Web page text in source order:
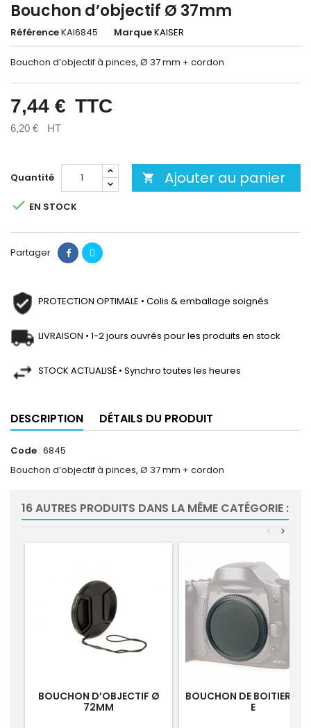
Bouchon d’objectif Ø 37mm
RéférenceKAI6845 MarqueKAISER
Bouchon d’objectif à pinces, Ø 37 mm + cordon
7,44 € TTC
6,20 € HT
Quantité  Ajouter au panier
 EN STOCK
Partager
PROTECTION OPTIMALE • Colis & emballage soignés
LIVRAISON • 1-2 jours ouvrés pour les produits en stock
STOCK ACTUALISÉ • Synchro toutes les heures
DESCRIPTION DÉTAILS DU PRODUIT
Code : 6845
Bouchon d’objectif à pinces, Ø 37 mm + cordon
16 AUTRES PRODUITS DANS LA MÊME CATÉGORIE :
>
<
BOUCHON D’OBJECTIF Ø
72MM
BOUCHON DE BOITIER
E